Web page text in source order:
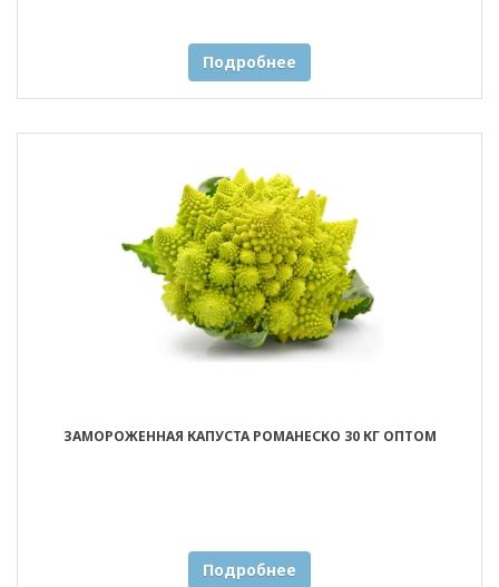
Подробнее
ЗАМОРОЖЕННАЯ КАПУСТА РОМАНЕСКО 30 КГ ОПТОМ
Подробнее